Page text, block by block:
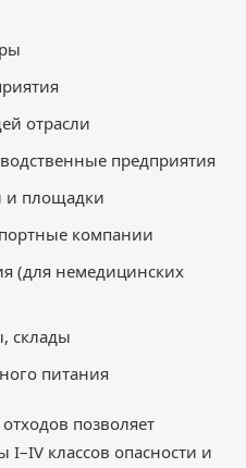
отрасли
предприятия
и площадки
компании
(для немедицинских
склады
питания
позволяет
I–IV классов опасности и